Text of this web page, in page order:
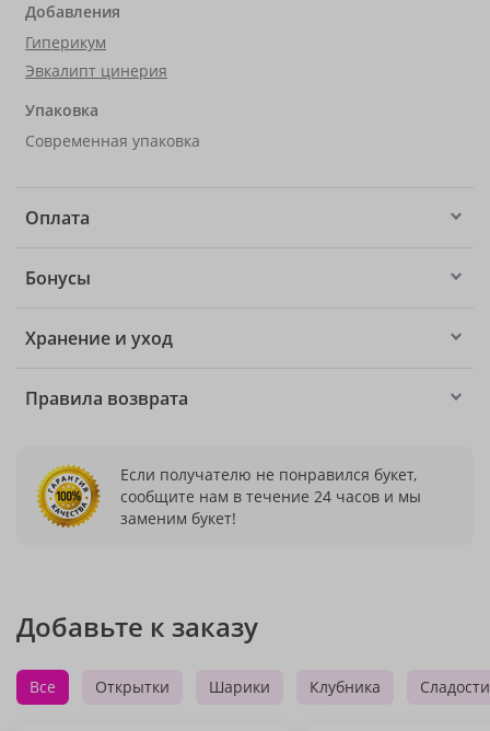
Добавления
Гиперикум
Эвкалипт цинерия
Упаковка
Современная упаковка
Оплата
Бонусы
Хранение и уход
Правила возврата
Если получателю не понравился букет,
сообщите нам в течение 24 часов и мы
заменим букет!
Добавьте к заказу
Все Открытки Шарики Клубника Сладости